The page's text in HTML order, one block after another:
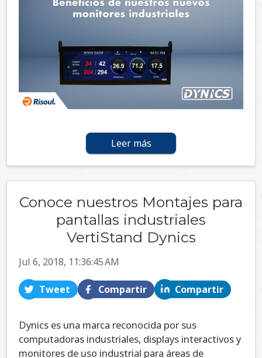
Leer más
Conoce nuestros Montajes para
pantallas industriales
VertiStand Dynics
Jul 6, 2018, 11:36:45 AM
Tweet Compartir Compartir
Dynics es una marca reconocida por sus
computadoras industriales, displays interactivos y
monitores de uso industrial para áreas de